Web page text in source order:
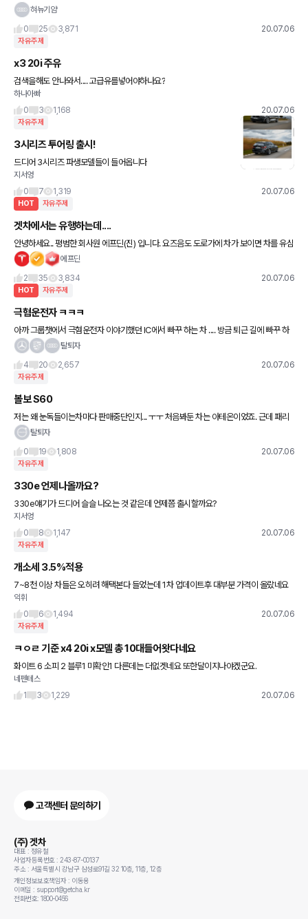
로는 겟차에서 대기 걸어서 딜러가 신경 안쓰고 전산처리 안한거라고 하는데 그 말이 맞나
혀뉴기얌
0
25 3,871 20.07.06
자유주제
x3 20i 주유
검색을해도 안나와서.... 고급유를넣어야하나요?
하나아빠
0
3 1,168 20.07.06
자유주제
3시리즈 투어링 출시!
드디어 3시리즈 파생모델들이 들어옵니다
지서엉
0
7 1,319 20.07.06
HOT 자유주제
겟차에서는 유행하는데....
안녕하세요.. 평범한 회사원 에프딘(진) 입니다. 요즈음도 도로가에 차가 보이면 차를 유심
히 봅니다. 특히 회사내부에 요즈음은 코로나로 인해 10부제가 임시로 폐쇄되어 이면 주
에프딘
2
35 3,834 20.07.06
HOT 자유주제
극혐운전자 ㅋㅋㅋ
아까 그룹챗에서 극혐운전자 이야기했던 IC에서 빠꾸 하는 차 .... 방금 퇴근 길에 빠꾸 하
탈퇴자
4
20 2,657 20.07.06
자유주제
볼보 S60
저는 왜 눈독들이는차마다 판매중단인지... ㅜㅜ 처음봐둔 차는 아테온이었죠. 근데 패리
되서 내년에나 나온다고하던요. 그러던중 볼보S60을 알게되서 이거다 싶어서 하위트립
탈퇴자
0
19 1,808 20.07.06
자유주제
330e 언제나올까요?
330e얘기가 드디어 슬슬 나오는 것 같은데 언제쯤 출시할까요?
지서엉
0
8 1,147 20.07.06
자유주제
개소세 3.5%적용
7~8천 이상 차들은 오히려 해택본다 들었는데 1차 업데이트후 대부분 가격이 올랐네요
이게 제대로 적용된게 맞나요?
익휘
0
6 1,494 20.07.06
자유주제
ㅋㅇㄹ 기준 x4 20i x모델 총 10대들어왓다네요
화이트 6 소피 2 블루1 미확인1 다른데는 더없겟네요 또한달이지나야겠군요.
네펜테스
1
3 1,229 20.07.06
고객센터 문의하기
(주) 겟차
대표 : 정유철
사업자등록번호 : 243-87-00137
주소 : 서울특별시 강남구 삼성로91길 32 10층, 11층, 12층
개인정보보호책임자 : 이동용
이메일 : support@getcha.kr
전화번호: 1800-0456